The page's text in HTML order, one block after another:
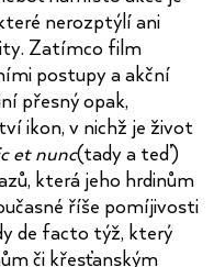
nerozptýlí ani
Zatímco film
postupy a akční
přesný opak,
ikon, v nichž je život
et nunc(tady a teď)
která jeho hrdinům
říše pomíjivosti
de facto týž, který
či křesťanským